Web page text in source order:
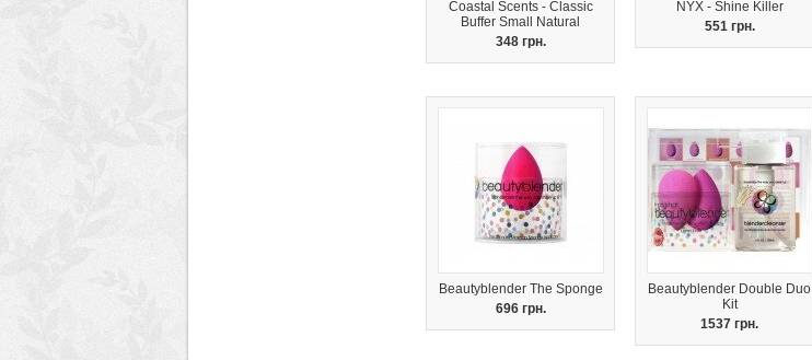
Coastal Scents - Classic
Buffer Small Natural
348 грн.
NYX - Shine Killer
551 грн.
Beautyblender The Sponge
696 грн.
Beautyblender Double Duo
Kit
1537 грн.